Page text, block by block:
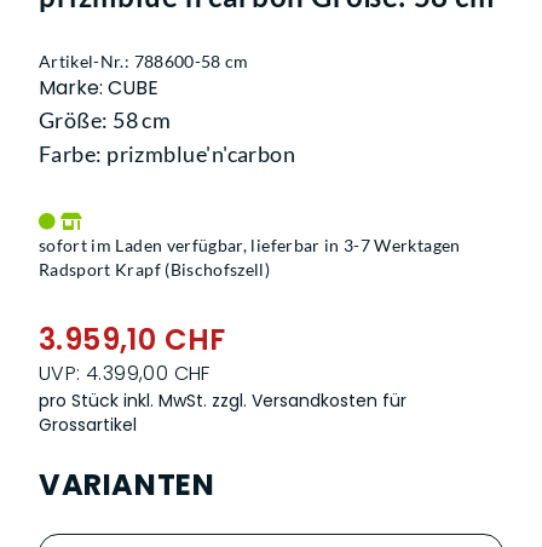
Artikel-Nr.: 788600-58 cm
Marke: CUBE
Größe: 58 cm
Farbe: prizmblue'n'carbon
sofort im Laden verfügbar, lieferbar in 3-7 Werktagen
Radsport Krapf (Bischofszell)
3.959,10 CHF
UVP: 4.399,00 CHF
pro Stück inkl. MwSt. zzgl. Versandkosten für
Grossartikel
VARIANTEN